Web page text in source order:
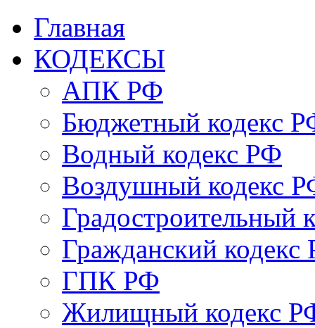
Главная
КОДЕКСЫ
АПК РФ
Бюджетный кодекс
Водный кодекс РФ
Воздушный кодекс
Градостроительный
Гражданский кодекс
ГПК РФ
Жилищный кодекс